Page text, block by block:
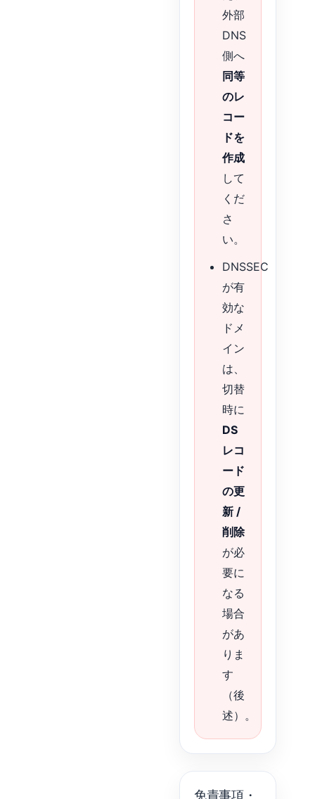
外部
DNS
側へ
同等
のレ
コー
ドを
作成
して
くだ
さ
い。
DNSSEC
が有
効な
ドメ
イン
は、
切替
時に
DS
レコ
ード
の更
新 /
削除
が必
要に
なる
場合
があ
りま
す
（後
述）。
免責事項・